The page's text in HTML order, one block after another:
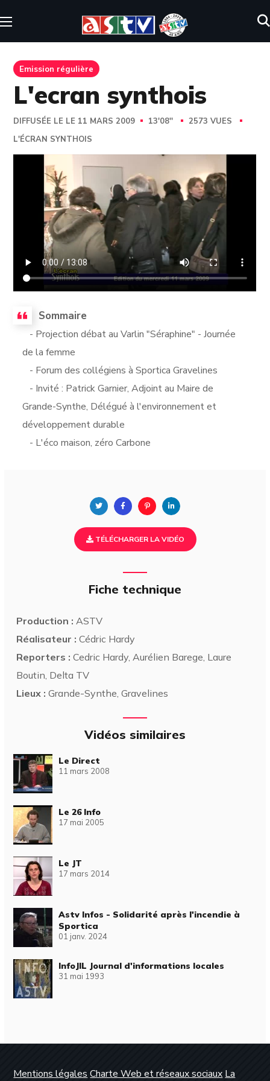
Emission régulière
L'ecran synthois
DIFFUSÉE LE LE 11 MARS 2009 13'08''
2573 VUES
L'ÉCRAN SYNTHOIS
Sommaire
- Projection débat au Varlin "Séraphine" - Journée
de la femme
- Forum des collégiens à Sportica Gravelines
- Invité : Patrick Garnier, Adjoint au Maire de
Grande-Synthe, Délégué à l'environnement et
développement durable
- L'éco maison, zéro Carbone
TÉLÉCHARGER LA VIDÉO
Fiche technique
Production : ASTV
Réalisateur : Cédric Hardy
Reporters : Cedric Hardy, Aurélien Barege, Laure
Boutin, Delta TV
Lieux : Grande-Synthe, Gravelines
Vidéos similaires
Le Direct
11 mars 2008
Le 26 Info
17 mai 2005
Le JT
17 mars 2014
Astv Infos - Solidarité après l'incendie à
Sportica
01 janv. 2024
InfoJIL Journal d'informations locales
31 mai 1993
Mentions légales Charte Web et réseaux sociaux La